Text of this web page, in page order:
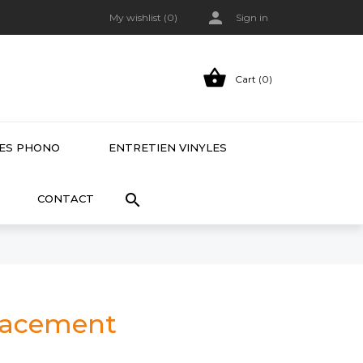
My wishlist (0)  Sign in
 Cart (0)
PHONO ENTRETIEN VINYLES
CONTACT 